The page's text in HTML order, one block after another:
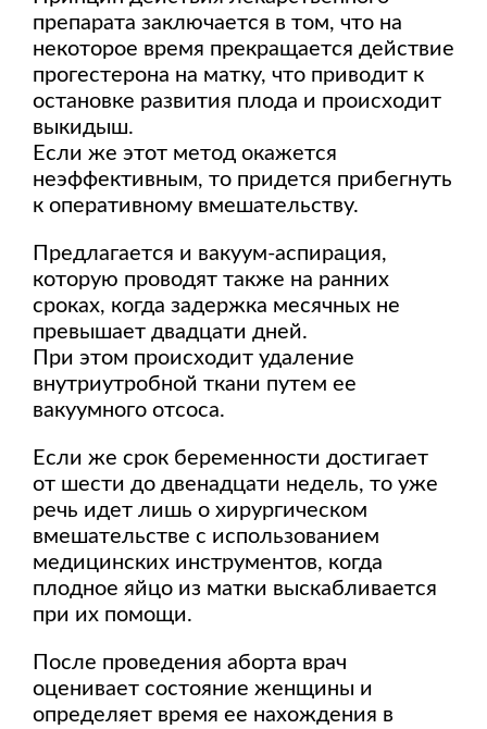
препарата заключается в том, что на
некоторое время прекращается действие
прогестерона на матку, что приводит к
остановке развития плода и происходит
выкидыш.
Если же этот метод окажется
неэффективным, то придется прибегнуть
к оперативному вмешательству.
Предлагается и вакуум-аспирация,
которую проводят также на ранних
сроках, когда задержка месячных не
превышает двадцати дней.
При этом происходит удаление
внутриутробной ткани путем ее
вакуумного отсоса.
Если же срок беременности достигает
от шести до двенадцати недель, то уже
речь идет лишь о хирургическом
вмешательстве с использованием
медицинских инструментов, когда
плодное яйцо из матки выскабливается
при их помощи.
После проведения аборта врач
оценивает состояние женщины и
определяет время ее нахождения в